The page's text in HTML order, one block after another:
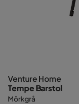
Venture Home
Tempe Barstol
Mörkgrå